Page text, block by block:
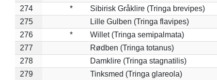
274
*
Sibirisk Gråklire (Tringa brevipes)
275
Lille Gulben (Tringa flavipes)
276
*
Willet (Tringa semipalmata)
277
Rødben (Tringa totanus)
278
Damklire (Tringa stagnatilis)
279
Tinksmed (Tringa glareola)